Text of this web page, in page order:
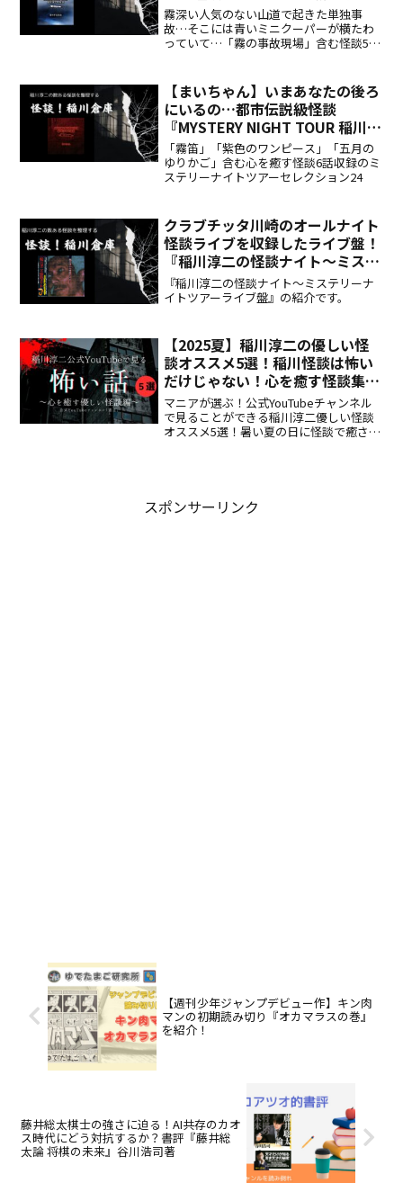
現場』
霧深い人気のない山道で起きた単独事
故…そこには青いミニクーパーが横たわ
っていて…「霧の事故現場」含む怪談5話
【まいちゃん】いまあなたの後ろ
にいるの…都市伝説級怪談
『MYSTERY NIGHT TOUR 稲川淳
二の怪談 Selection25 まいちゃ
ん』
「霧笛」「紫色のワンピース」「五月の
ゆりかご」含む心を癒す怪談6話収録のミ
ステリーナイトツアーセレクション24
クラブチッタ川崎のオールナイト
怪談ライブを収録したライブ盤！
『稲川淳二の怪談ナイト～ミステ
リーナイトツアーライブ盤』
『稲川淳二の怪談ナイト～ミステリーナ
イトツアーライブ盤』の紹介です。
【2025夏】稲川淳二の優しい怪
談オススメ5選！稲川怪談は怖い
だけじゃない！心を癒す怪談集
【公式YouTubeで見よう】
マニアが選ぶ！公式YouTubeチャンネル
で見ることができる稲川淳二優しい怪談
オススメ5選！暑い夏の日に怪談で癒され
スポンサーリンク
【週刊少年ジャンプデビュー作】キン肉
マンの初期読み切り『オカマラスの巻』
を紹介！
藤井総太棋士の強さに迫る！AI共存のカオ
ス時代にどう対抗するか？書評『藤井総
太論 将棋の未来』谷川浩司著